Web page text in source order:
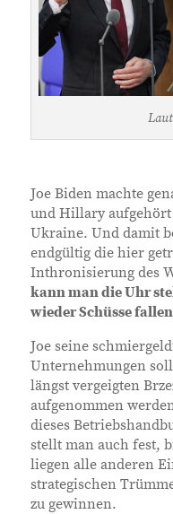
Joe Biden machte
und Hillary
Ukraine. Und damit
endgültig die hier
Inthronisierung des
kann man die Uhr
wieder Schüsse
Joe seine
Unternehmungen
längst vergeigten
aufgenommen
dieses
stellt man auch fest,
liegen alle anderen
strategischen
zu gewinnen.